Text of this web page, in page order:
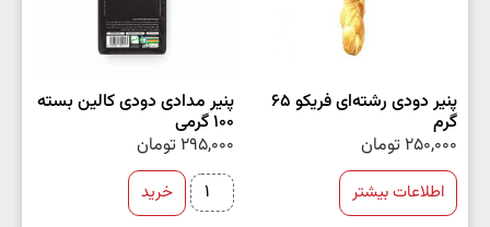
پنیر دودی رشته‌ای فریکو ۶۵
گرم
250,000 تومان
اطلاعات بیشتر
پنیر مدادی دودی کالین بسته
100 گرمی
295,000 تومان
خرید